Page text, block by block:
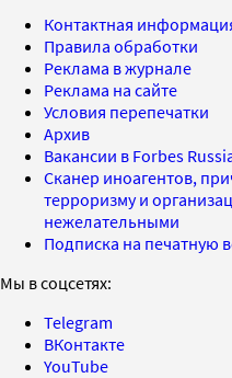
Контактная
Правила обработки
Реклама в журнале
Реклама на сайте
Условия перепечатки
Архив
Вакансии в Forbes
Сканер иноагентов,
терроризму и
нежелательными
Подписка на печатную
Мы в соцсетях:
Telegram
ВКонтакте
YouTube